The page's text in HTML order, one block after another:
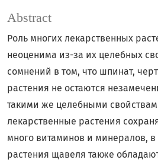
Abstract
Роль многих лекарственных
неоценима из-за их целебных
сомнений в том, что шпинат,
растения не остаются
такими же целебными
лекарственные растения
много витаминов и минералов,
растения щавеля также